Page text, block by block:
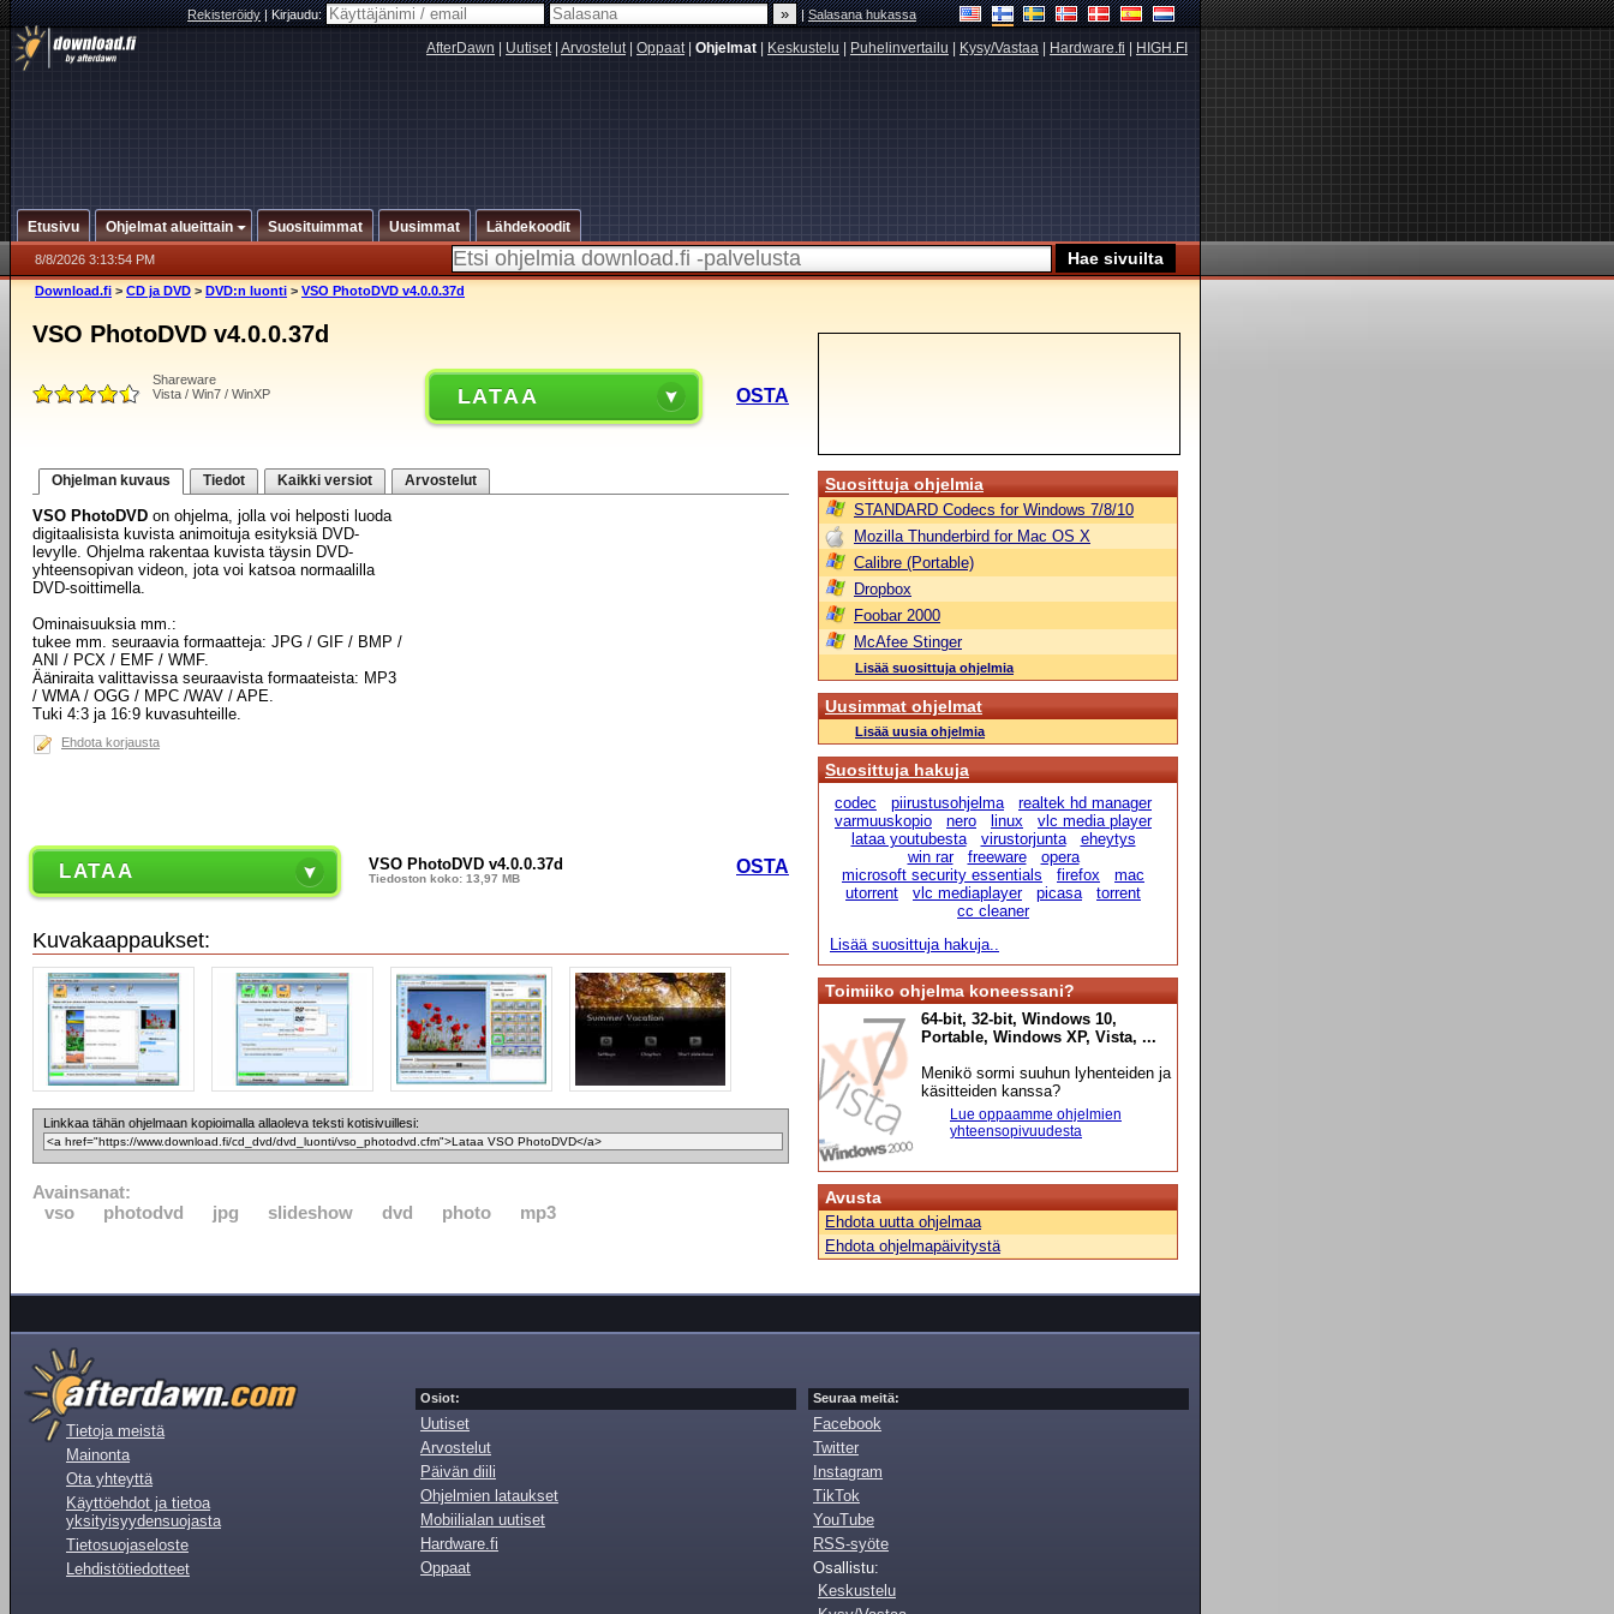
Rekisteröidy|Kirjaudu: |Salasana hukassa
AfterDawn Uutiset| Arvostelut| Oppaat| Ohjelmat Keskustelu Puhelinvertailu Kysy/Vastaa Hardware.fi HIGH.FI
Etusivu Ohjelmat alueittain Suosituimmat Uusimmat Lähdekoodit
8/8/2026 3:13:54 PM
Download.fi > CD ja DVD > DVD:n luonti > VSO PhotoDVD v4.0.0.37d
VSO PhotoDVD v4.0.0.37d
Shareware
Vista / Win7 / WinXP
LATAA OSTA
Ohjelman kuvaus Tiedot Kaikki versiot Arvostelut
VSO PhotoDVD on ohjelma, jolla voi helposti luoda
digitaalisista kuvista animoituja esityksiä DVD-
levylle. Ohjelma rakentaa kuvista täysin DVD-
yhteensopivan videon, jota voi katsoa normaalilla
DVD-soittimella.
Ominaisuuksia mm.:
tukee mm. seuraavia formaatteja: JPG / GIF / BMP /
ANI / PCX / EMF / WMF.
Ääniraita valittavissa seuraavista formaateista: MP3
/ WMA / OGG / MPC /WAV / APE.
Tuki 4:3 ja 16:9 kuvasuhteille.
Ehdota korjausta
LATAA VSO PhotoDVD v4.0.0.37d
Tiedoston koko: 13,97 MB
OSTA
Kuvakaappaukset:
Linkkaa tähän ohjelmaan kopioimalla allaoleva teksti kotisivuillesi:
Avainsanat:
vso
photodvd jpg slideshow dvd photo mp3
Suosittuja ohjelmia
STANDARD Codecs for Windows 7/8/10
Mozilla Thunderbird for Mac OS X
Calibre (Portable)
Dropbox
Foobar 2000
McAfee Stinger
Lisää suosittuja ohjelmia
Uusimmat ohjelmat
Lisää uusia ohjelmia
Suosittuja hakuja
codec piirustusohjelma
realtek hd manager
varmuuskopio
nero linux
vlc media player
lataa youtubesta
virustorjunta
eheytys
win rar
freeware
opera
microsoft security essentials
firefox
mac
utorrent
vlc mediaplayer picasa
torrent
cc cleaner
Lisää suosittuja hakuja..
Toimiiko ohjelma koneessani?
64-bit, 32-bit, Windows 10,
Portable, Windows XP, Vista, ...
Menikö sormi suuhun lyhenteiden ja
käsitteiden kanssa?
Lue oppaamme ohjelmien
yhteensopivuudesta
Avusta
Ehdota uutta ohjelmaa
Ehdota ohjelmapäivitystä
Tietoja meistä
Mainonta
Ota yhteyttä
Käyttöehdot ja tietoa
yksityisyydensuojasta
Tietosuojaseloste
Lehdistötiedotteet
Osiot:
Uutiset
Arvostelut
Päivän diili
Ohjelmien lataukset
Mobiilialan uutiset
Hardware.fi
Oppaat
Seuraa meitä:
Facebook
Twitter
Instagram
TikTok
YouTube
RSS-syöte
Osallistu:
Keskustelu